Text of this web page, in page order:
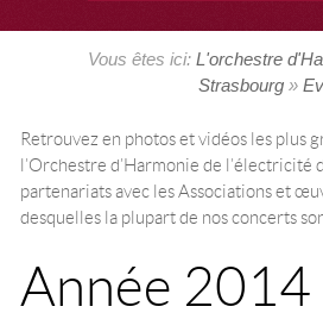
Vous êtes ici: L'orchestre
Strasbourg»
Retrouvez en photos et vidéos les plus
l’Orchestre d’Harmonie de l’électricité
partenariats avec les Associations et
desquelles la plupart de nos concerts
Année 2014